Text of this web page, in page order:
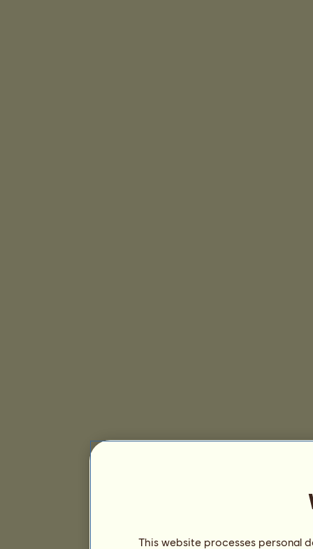
This website processes personal